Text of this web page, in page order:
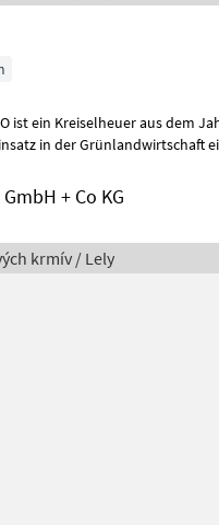
ist ein Kreiselheuer aus dem
in der Grünlandwirtschaft
+ Co KG
krmív / Lely